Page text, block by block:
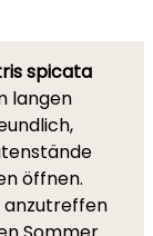
spicata
langen
öffnen.
anzutreffen